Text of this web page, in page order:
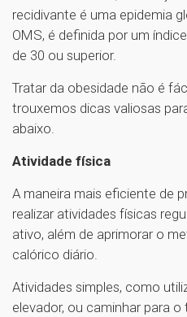
recidivante é uma epidemia
OMS, é definida por um
de 30 ou superior.
Tratar da obesidade não é
trouxemos dicas valiosas
abaixo.
Atividade física
A maneira mais eficiente de
realizar atividades físicas
ativo, além de aprimorar o
calórico diário.
Atividades simples, como
elevador, ou caminhar para o